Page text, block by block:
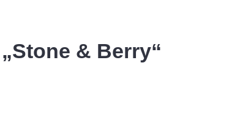
& Berry“